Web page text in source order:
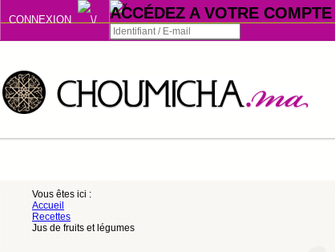
CONNEXION ACCÉDEZ A VOTRE COMPTE
Se souvenir de moi
S'INSCRIRE
Vous êtes ici :
Accueil
Recettes
Jus de fruits et légumes